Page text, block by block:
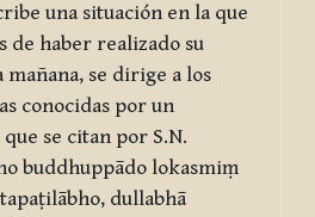
una situación en la que
de haber realizado su
se dirige a los
conocidas por un
se citan por S.N.
buddhuppādo lokasmiṃ
dullabhā